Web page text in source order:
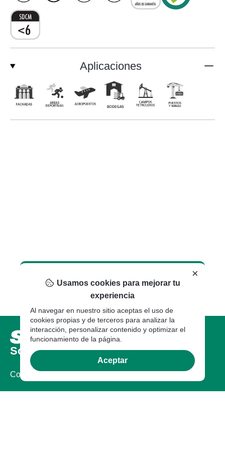
Aplicaciones
Sobre nosotros
Compañia
×
Usamos cookies para mejorar tu
experiencia
Al navegar en nuestro sitio aceptas el uso de
cookies propias y de terceros para analizar la
interacción, personalizar contenido y optimizar el
funcionamiento de la página.
Aceptar